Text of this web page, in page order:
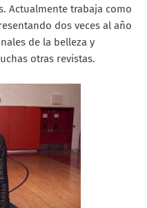
Actualmente trabaja como
dos veces al año
de la belleza y
otras revistas.